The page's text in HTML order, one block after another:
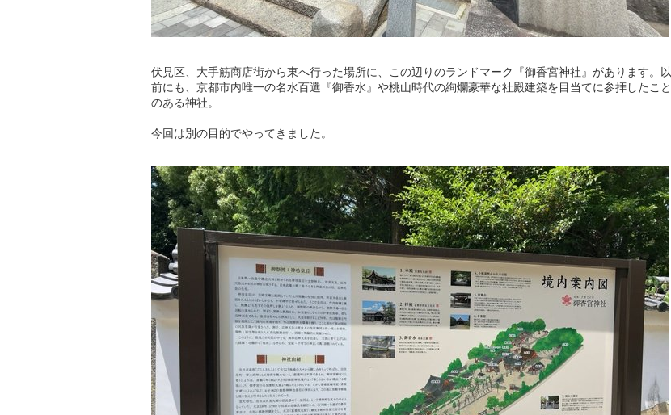
伏見区、大手筋商店街から東へ行った場所に、この辺りのランドマーク『御香宮神社』があります。以
前にも、京都市内唯一の名水百選『御香水』や桃山時代の絢爛豪華な社殿建築を目当てに参拝したこと
のある神社。
今回は別の目的でやってきました。